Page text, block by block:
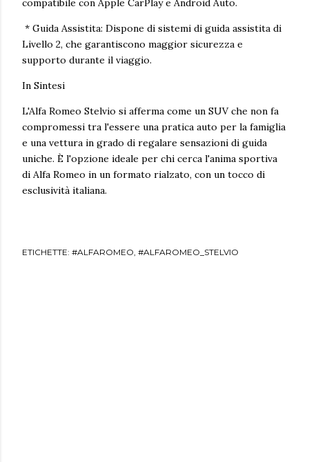
compatibile con Apple CarPlay e Android Auto.
* Guida Assistita: Dispone di sistemi di guida assistita di
Livello 2, che garantiscono maggior sicurezza e
supporto durante il viaggio.
In Sintesi
L'Alfa Romeo Stelvio si afferma come un SUV che non fa
compromessi tra l'essere una pratica auto per la famiglia
e una vettura in grado di regalare sensazioni di guida
uniche. È l'opzione ideale per chi cerca l'anima sportiva
di Alfa Romeo in un formato rialzato, con un tocco di
esclusività italiana.
ETICHETTE: #ALFAROMEO #ALFAROMEO_STELVIO